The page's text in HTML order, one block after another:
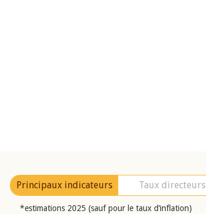
Principaux indicateurs Taux directeurs
*estimations 2025 (sauf pour le taux d’inflation)